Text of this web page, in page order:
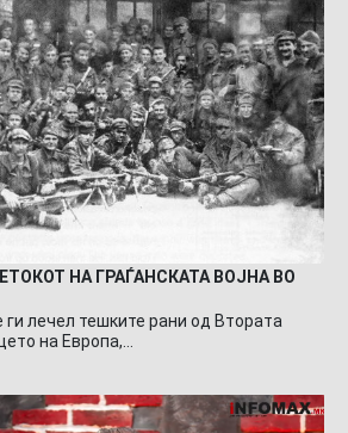
НА ГРАЃАНСКАТА ВОЈНА ВО
лечел тешките рани од Втората
на Европа,…